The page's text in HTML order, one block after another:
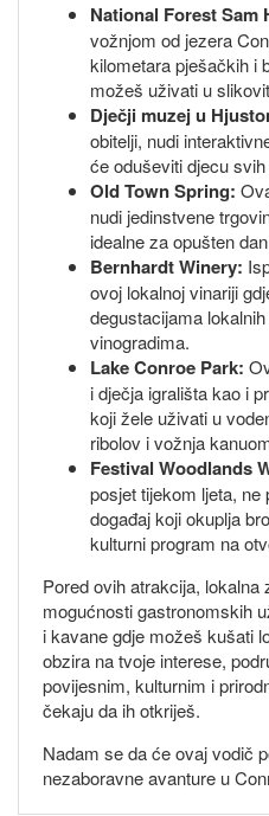
National Forest Sam
vožnjom od jezera
kilometara pješačkih i
možeš uživati u
Dječji muzej u
obitelji, nudi
će oduševiti djecu
Old Town Spring:
nudi jedinstvene
idealne za opušten
Bernhardt Winery:
ovoj lokalnoj vinariji
degustacijama
vinogradima.
Lake Conroe Park:
i dječja igrališta kao i
koji žele uživati u
ribolov i vožnja
Festival Woodlands
posjet tijekom ljeta, ne
događaj koji okuplja
kulturni program na
Pored ovih atrakcija, lokalna
mogućnosti gastronomskih
i kavane gdje možeš kušati
obzira na tvoje interese,
povijesnim, kulturnim i
čekaju da ih otkriješ.
Nadam se da će ovaj vodič
nezaboravne avanture u